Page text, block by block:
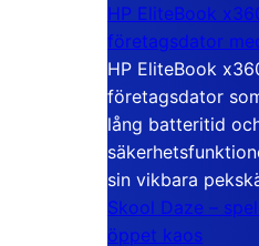
HP EliteBook
företagsdator
HP EliteBook
företagsdator
lång batteritid
sin vikbara
Skool Daze –
öppet kaos